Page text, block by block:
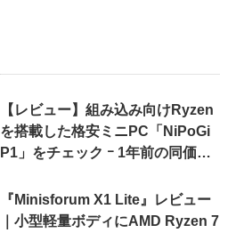
【レビュー】組み込み向けRyzen
を搭載した格安ミニPC「NiPoGi
P1」をチェック ｰ 1年前の同価格
『Minisforum X1 Lite』レビュー
｜小型軽量ボディにAMD Ryzen 7